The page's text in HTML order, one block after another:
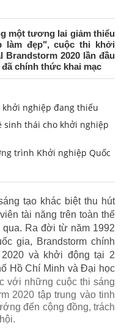
một tương lai giảm thiểu
làm đẹp", cuộc thi khởi
Brandstorm 2020 lần đầu
chính thức khai mạc
khởi nghiệp đang thiếu
thái cho khởi nghiệp
trình Khởi nghiệp Quốc
tạo khác biệt thu hút
tài năng trên toàn thế
Ra đời từ năm 1992
gia, Brandstorm chính
và khởi động tại 2
Hồ Chí Minh và Đại học
với những cuộc thi sáng
2020 tập trung vào tinh
đến cộng đồng, trách